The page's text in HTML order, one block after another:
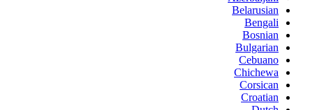
Belarusian
Bengali
Bosnian
Bulgarian
Cebuano
Chichewa
Corsican
Croatian